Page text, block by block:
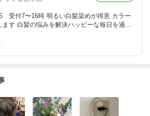
受付7〜16時 明るい白髪染めが得意 カラー
す 白髪の悩みを解決ハッピーな毎日を過ご
漢彩染クラブとは365日白髪ゼロで過ごしたい
い白髪染放題会員制度